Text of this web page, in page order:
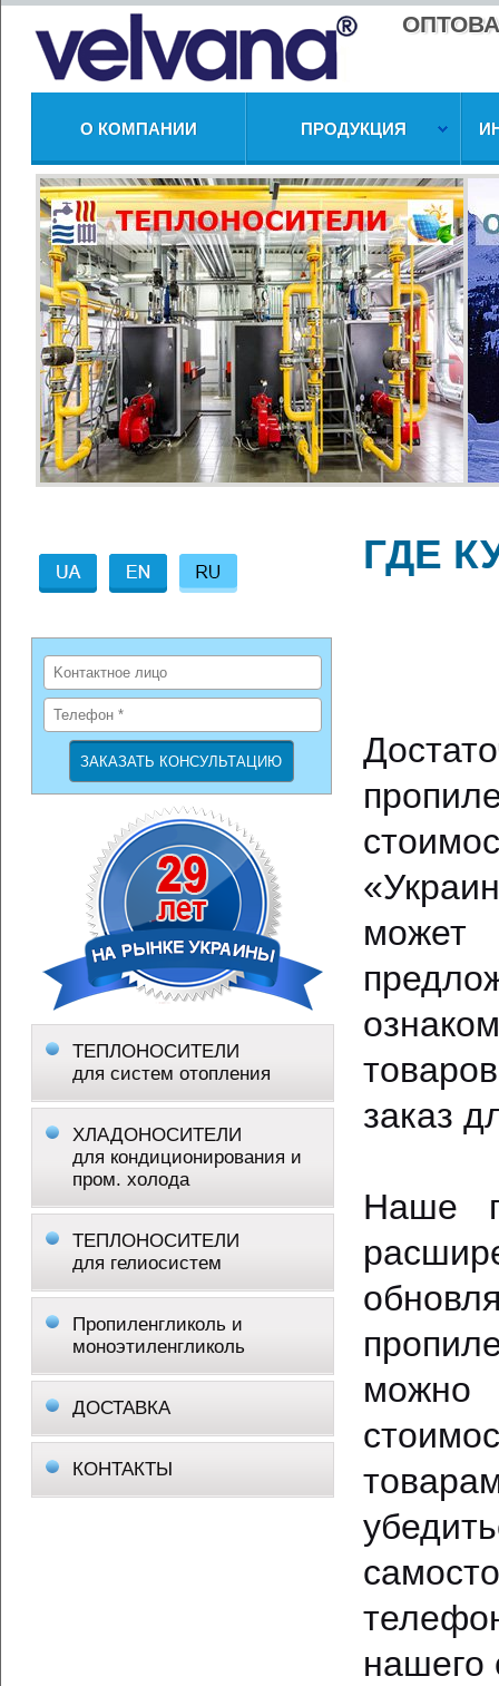
О КОМПАНИИ ПРОДУКЦИЯ
ТЕПЛОНОСИТЕЛИ
для систем отопления
ХЛАДОНОСИТЕЛИ
для кондиционирования и
пром. холода
ТЕПЛОНОСИТЕЛИ
для гелиосистем
Пропиленгликоль и
моноэтиленгликоль
ДОСТАВКА
КОНТАКТЫ
ГДЕ
заказ
Наше
можно
нашего